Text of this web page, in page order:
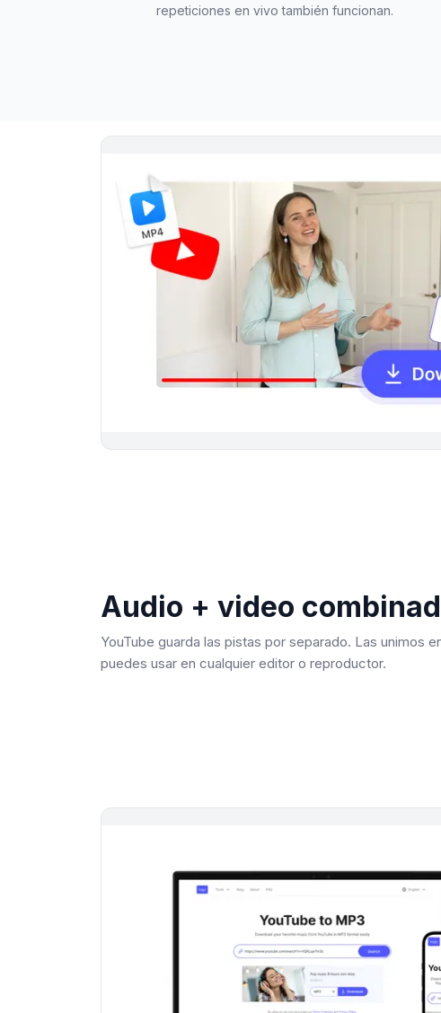
repeticiones en vivo también funcionan.
Audio + video
YouTube guarda las pistas por separado. Las unimos
puedes usar en cualquier editor o reproductor.